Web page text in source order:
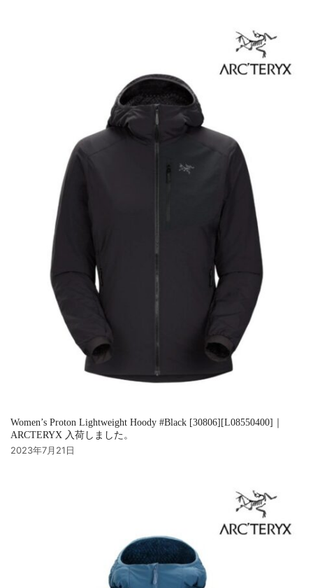
Women’s Proton Lightweight Hoody #Black [30806][L08550400]｜
ARCTERYX 入荷しました。
2023年7月21日